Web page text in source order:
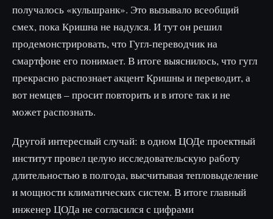
получалось «кульшранк». Это вызывало всеобщий
смех, пока Кришна не надулся. И тут он решил
продемонстрировать, что Гугл-переводчик на
смартфоне его понимает. В итоге выяснилось, что гугл
прекрасно распознает акцент Кришны и переводит, а
вот немцев – просит повторить и в итоге так и не
может распознать.
Другой интересный случай: в одном ЦОДе проектный
институт провел целую исследовательскую работу
длительностью в полгода, высчитывая тепловыделение
и мощности климатических систем. В итоге главный
инженер ЦОДа не согласился с цифрами